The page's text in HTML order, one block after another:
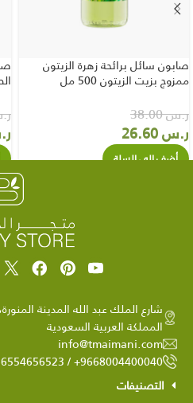
صابون سائل برائحة زهرة الزيتون
ممزوج بزيت الزيتون 500 مل
ر.س38.00
ر.س
أضف إلي السلة
شارع الملك عبد الله المدينة المنورة،
المملكة العربية السعودية
info@tmaimani.com
9668004400040+ / 966554656523+
التصنيفات